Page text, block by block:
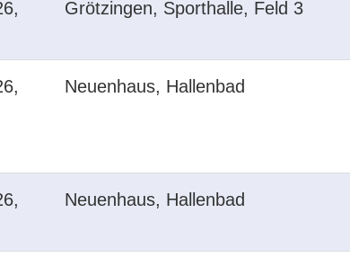
Grötzingen, Sporthalle, Feld 3
Neuenhaus, Hallenbad
Neuenhaus, Hallenbad